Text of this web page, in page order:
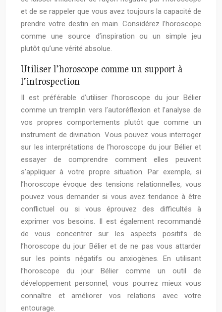
et de se rappeler que vous avez toujours la capacité de
prendre votre destin en main. Considérez l’horoscope
comme une source d’inspiration ou un simple jeu
plutôt qu’une vérité absolue.
Utiliser l’horoscope comme un support à
l’introspection
Il est préférable d’utiliser l’horoscope du jour Bélier
comme un tremplin vers l’autoréflexion et l’analyse de
vos propres comportements plutôt que comme un
instrument de divination. Vous pouvez vous interroger
sur les interprétations de l’horoscope du jour Bélier et
essayer de comprendre comment elles peuvent
s’appliquer à votre propre situation. Par exemple, si
l’horoscope évoque des tensions relationnelles, vous
pouvez vous demander si vous avez tendance à être
conflictuel ou si vous éprouvez des difficultés à
exprimer vos besoins. Il est également recommandé
de vous concentrer sur les aspects positifs de
l’horoscope du jour Bélier et de ne pas vous attarder
sur les points négatifs ou anxiogènes. En utilisant
l’horoscope du jour Bélier comme un outil de
développement personnel, vous pourrez mieux vous
connaître et améliorer vos relations avec votre
entourage.